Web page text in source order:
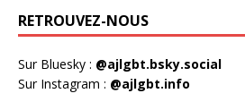
RETROUVEZ-NOUS
Sur Bluesky : @ajlgbt.bsky.social
Sur Instagram : @ajlgbt.info